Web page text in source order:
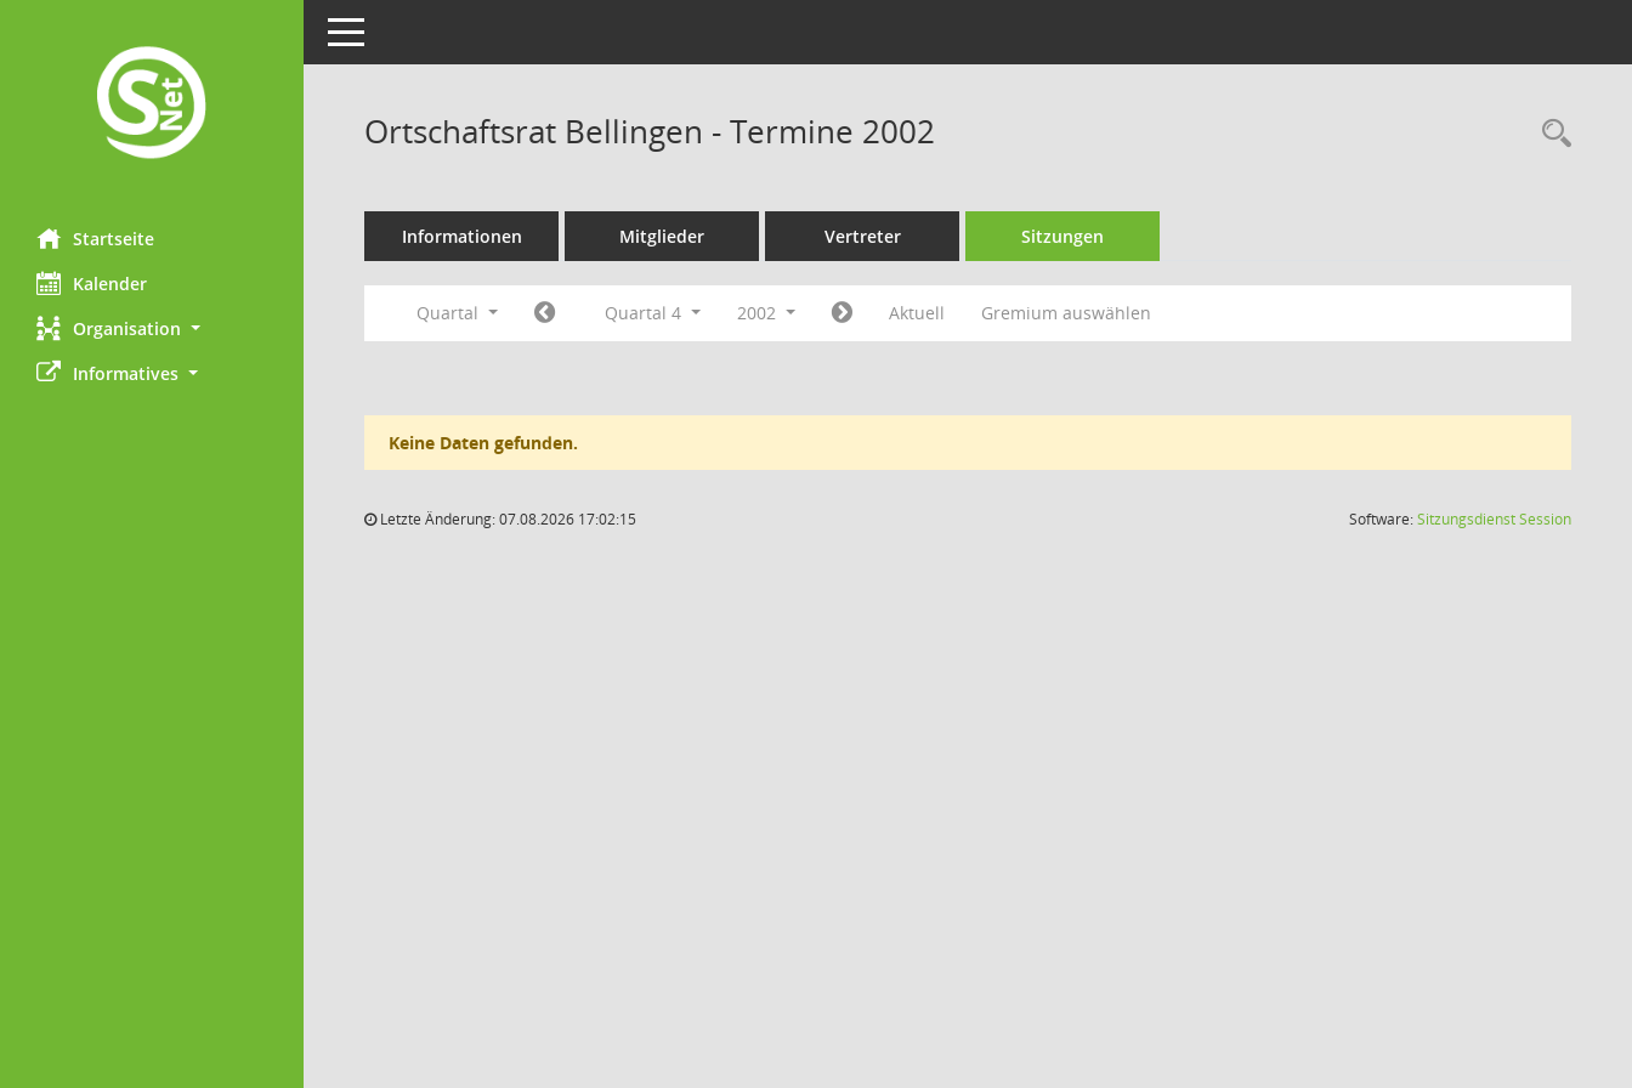
Startseite
Kalender
Organisation
Informatives
Toggle navigation
Ortschaftsrat Bellingen - Termine 2002
Informationen Mitglieder Vertreter Sitzungen
Quartal Quartal 4 2002 Aktuell Gremium auswählen
Keine Daten gefunden.
Letzte Änderung: 07.08.2026 17:02:15 Software:SitzungsdienstSession(Wird in